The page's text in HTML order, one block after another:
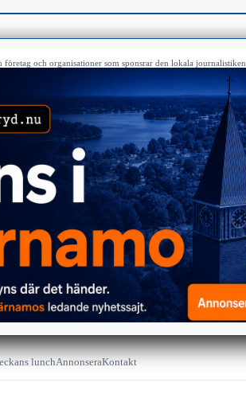
företag och organisationer som sponsrar den lokala journalistiken.
lunchAnnonseraKontakt